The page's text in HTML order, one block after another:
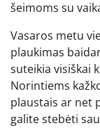
šeimoms su
Vasaros metu
plaukimas
suteikia visiškai
Norintiems
plaustais ar net
galite stebėti